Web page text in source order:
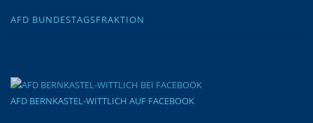
AFD BUNDESTAGSFRAKTION
AFD BERNKASTEL-WITTLICH AUF FACEBOOK